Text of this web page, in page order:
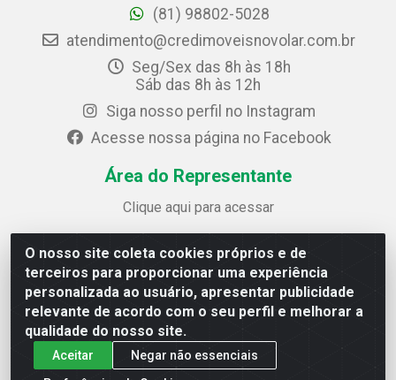
O nosso site coleta cookies próprios e de
terceiros para proporcionar uma experiência
personalizada ao usuário, apresentar publicidade
relevante de acordo com o seu perfil e melhorar a
qualidade do nosso site.
Aceitar
Negar não essenciais
(81) 98802-5028
atendimento@credimoveisnovolar.com.br
Seg/Sex das 8h às 18h
Sáb das 8h às 12h
Siga nosso perfil no Instagram
Acesse nossa página no Facebook
Área do Representante
Clique aqui para acessar
Credimóveis Novolar Ltda
Rua José Alves Bezerra, 430 - Prazeres - Jaboatão dos
Guararapes / PE - CEP 54.325-610
CNPJ: 09.930.165/0013-70